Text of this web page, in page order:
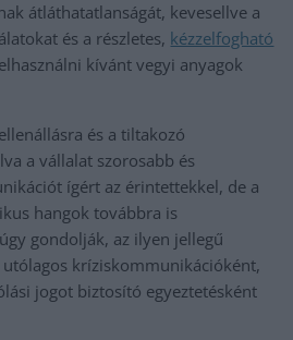
átláthatatlanságát, kevesellve a
és a részletes, kézzelfogható
kívánt vegyi anyagok
és a tiltakozó
a vállalat szorosabb és
ígért az érintettekkel, de a
hangok továbbra is
gondolják, az ilyen jellegű
kríziskommunikációként,
jogot biztosító egyeztetésként